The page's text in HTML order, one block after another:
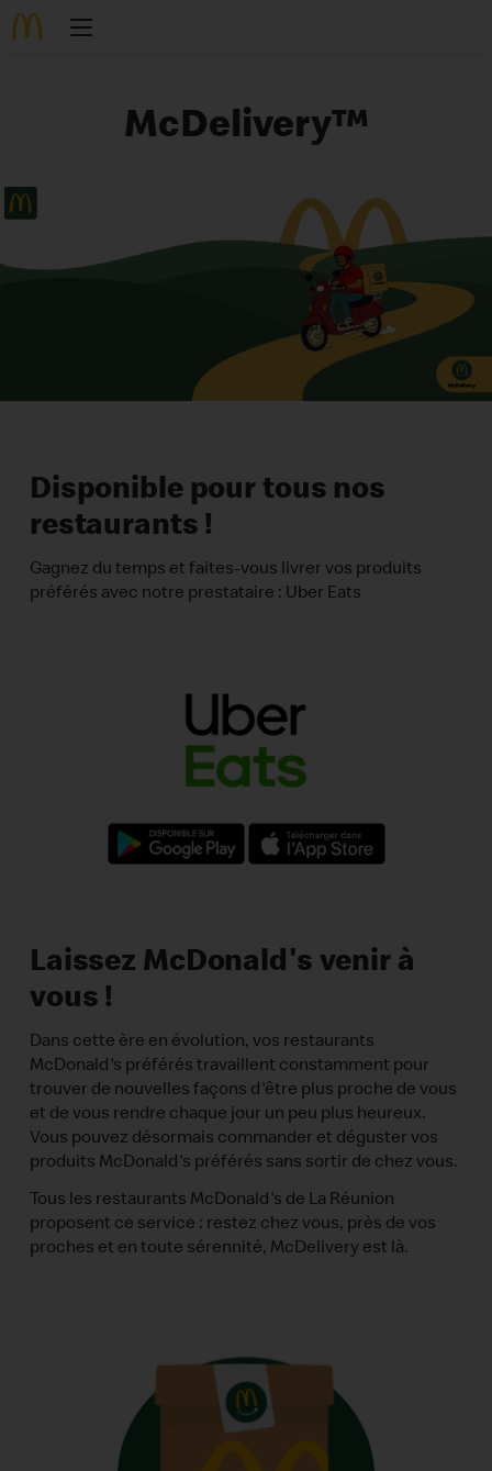
McDelivery™
Disponible pour tous nos
restaurants !
Gagnez du temps et faites-vous livrer vos produits
préférés avec notre prestataire : Uber Eats
Laissez McDonald's venir à
vous !
Dans cette ère en évolution, vos restaurants
McDonald's préférés travaillent constamment pour
trouver de nouvelles façons d'être plus proche de vous
et de vous rendre chaque jour un peu plus heureux.
Vous pouvez désormais commander et déguster vos
produits McDonald's préférés sans sortir de chez vous.
Tous les restaurants McDonald's de La Réunion
proposent ce service : restez chez vous, près de vos
proches et en toute sérennité, McDelivery est là.